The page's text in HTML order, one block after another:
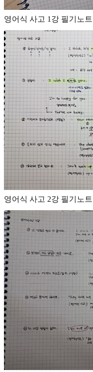
영어식 사고 1강 필기노트
영어식 사고 2강 필기노트